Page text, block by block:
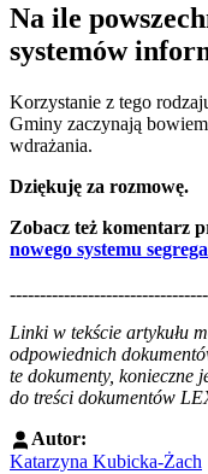
Na ile
systemów
Korzystanie z tego
Gminy zaczynają
wdrażania.
Dziękuję za rozmowę.
Zobacz też komentarz
nowego systemu
Linki w tekście artykułu
odpowiednich
te dokumenty, konieczne
do treści dokumentów
Autor:
Katarzyna Kubicka-Żach